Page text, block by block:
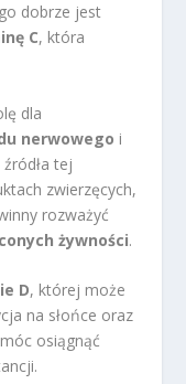
dobrze jest
C, która
dla
nerwowego i
tej
zwierzęcych,
rozważyć
żywności.
D, której może
na słońce oraz
osiągnąć